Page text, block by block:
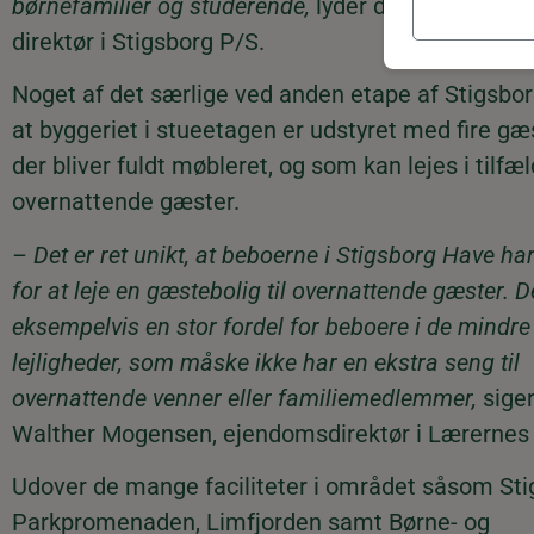
børnefamilier og studerende, lyder det fra Anton
direktør i Stigsborg P/S.
Noget af det særlige ved anden etape af
at byggeriet i stueetagen er udstyret med fire
der bliver fuldt møbleret, og som kan lejes i
overnattende gæster.
– Det er ret unikt, at beboerne i Stigsborg Have
for at leje en gæstebolig til overnattende gæster.
eksempelvis en stor fordel for beboere i de mindre
lejligheder, som måske ikke har en ekstra seng til
overnattende venner eller familiemedlemmer,
Walther Mogensen, ejendomsdirektør i Lærernes
Udover de mange faciliteter i området såsom
Parkpromenaden, Limfjorden samt Børne- og